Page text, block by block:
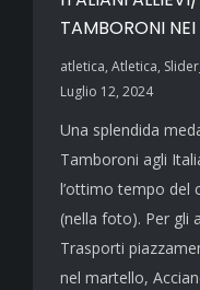
TAMBORONI
atletica, Atletica,
Luglio 12, 2024
Una splendida
Tamboroni agli
l’ottimo tempo del
(nella foto). Per gli
Trasporti
nel martello,